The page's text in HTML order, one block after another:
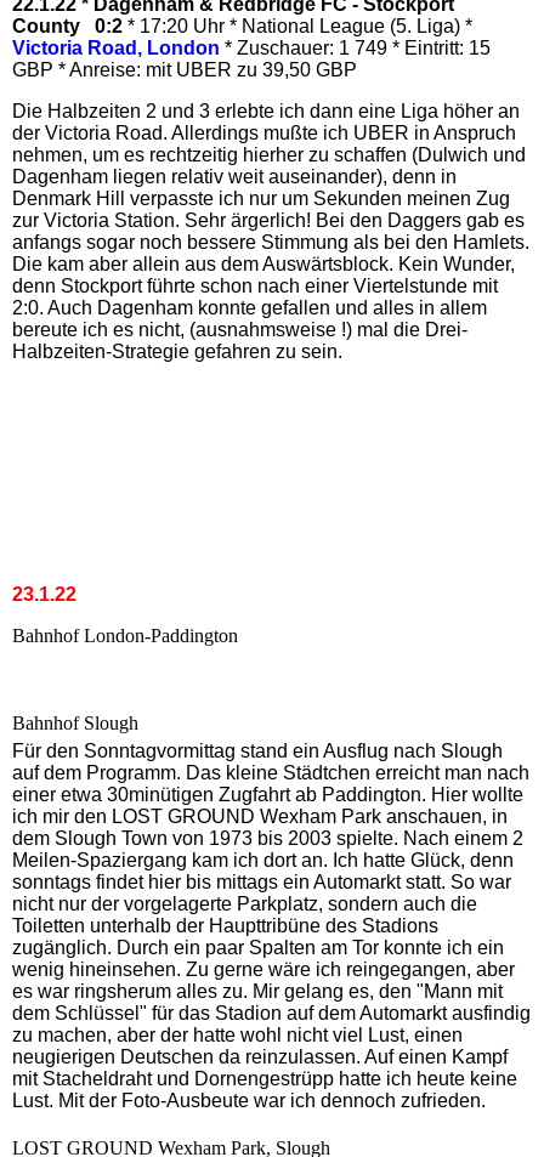
22.1.22 * Dagenham & Redbridge FC - Stockport
County 0:2 * 17:20 Uhr * National League (5. Liga) *
Victoria Road, London * Zuschauer: 1 749 * Eintritt: 15
GBP * Anreise: mit UBER zu 39,50 GBP
Die Halbzeiten 2 und 3 erlebte ich dann eine Liga höher an
der Victoria Road. Allerdings mußte ich UBER in Anspruch
nehmen, um es rechtzeitig hierher zu schaffen (Dulwich und
Dagenham liegen relativ weit auseinander), denn in
Denmark Hill verpasste ich nur um Sekunden meinen Zug
zur Victoria Station. Sehr ärgerlich! Bei den Daggers gab es
anfangs sogar noch bessere Stimmung als bei den Hamlets.
Die kam aber allein aus dem Auswärtsblock. Kein Wunder,
denn Stockport führte schon nach einer Viertelstunde mit
2:0. Auch Dagenham konnte gefallen und alles in allem
bereute ich es nicht, (ausnahmsweise !) mal die Drei-
Halbzeiten-Strategie gefahren zu sein.
23.1.22
Bahnhof London-Paddington
Bahnhof Slough
Für den Sonntagvormittag stand ein Ausflug nach Slough
auf dem Programm. Das kleine Städtchen erreicht man nach
einer etwa 30minütigen Zugfahrt ab Paddington. Hier wollte
ich mir den LOST GROUND Wexham Park anschauen, in
dem Slough Town von 1973 bis 2003 spielte. Nach einem 2
Meilen-Spaziergang kam ich dort an. Ich hatte Glück, denn
sonntags findet hier bis mittags ein Automarkt statt. So war
nicht nur der vorgelagerte Parkplatz, sondern auch die
Toiletten unterhalb der Haupttribüne des Stadions
zugänglich. Durch ein paar Spalten am Tor konnte ich ein
wenig hineinsehen. Zu gerne wäre ich reingegangen, aber
es war ringsherum alles zu. Mir gelang es, den "Mann mit
dem Schlüssel" für das Stadion auf dem Automarkt ausfindig
zu machen, aber der hatte wohl nicht viel Lust, einen
neugierigen Deutschen da reinzulassen. Auf einen Kampf
mit Stacheldraht und Dornengestrüpp hatte ich heute keine
Lust. Mit der Foto-Ausbeute war ich dennoch zufrieden.
LOST GROUND Wexham Park, Slough